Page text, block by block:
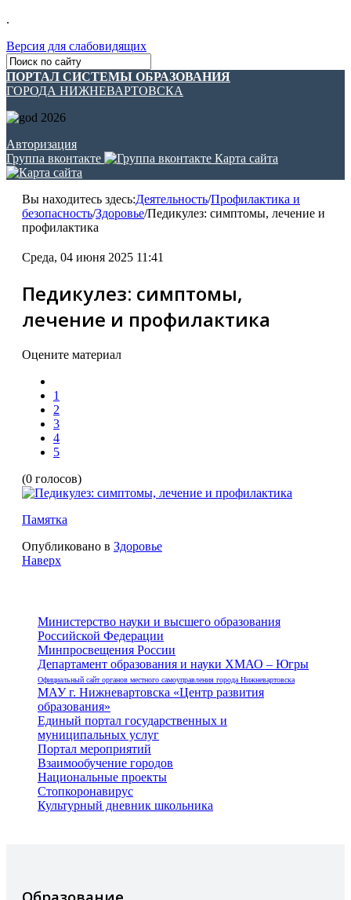
.
Версия для слабовидящих
ПОРТАЛ СИСТЕМЫ ОБРАЗОВАНИЯ
ГОРОДА НИЖНЕВАРТОВСКА
Авторизация
Группа вконтакте
Карта сайта
Вы находитесь здесь:Деятельность/Профилактика и
безопасность/Здоровье/Педикулез: симптомы, лечение и
профилактика
Среда, 04 июня 2025 11:41
Педикулез: симптомы,
лечение и профилактика
Оцените материал
1
2
3
4
5
(0 голосов)
Памятка
Опубликовано в Здоровье
Наверх
Министерство науки и высшего образования
Российской Федерации
Минпросвещения России
Департамент образования и науки ХМАО – Югры
Официальный сайт органов местного самоуправления города Нижневартовска
МАУ г. Нижневартовска «Центр развития
образования»
Единый портал государственных и
муниципальных услуг
Портал мероприятий
Взаимообучение городов
Национальные проекты
Стопкоронавирус
Культурный дневник школьника